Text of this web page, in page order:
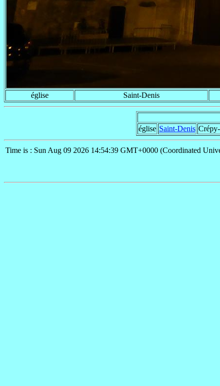
église Saint-Denis
église Saint-Denis
Time is : Sun Aug 09 2026 14:54:39 GMT+0000 (Coordinated